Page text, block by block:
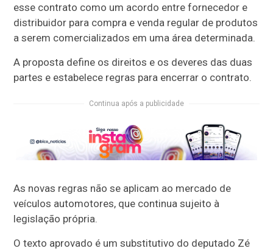
esse contrato como um acordo entre fornecedor e
distribuidor para compra e venda regular de produtos
a serem comercializados em uma área determinada.
A proposta define os direitos e os deveres das duas
partes e estabelece regras para encerrar o contrato.
Continua após a publicidade
As novas regras não se aplicam ao mercado de
veículos automotores, que continua sujeito à
legislação própria.
O texto aprovado é umsubstitutivo do deputado Zé